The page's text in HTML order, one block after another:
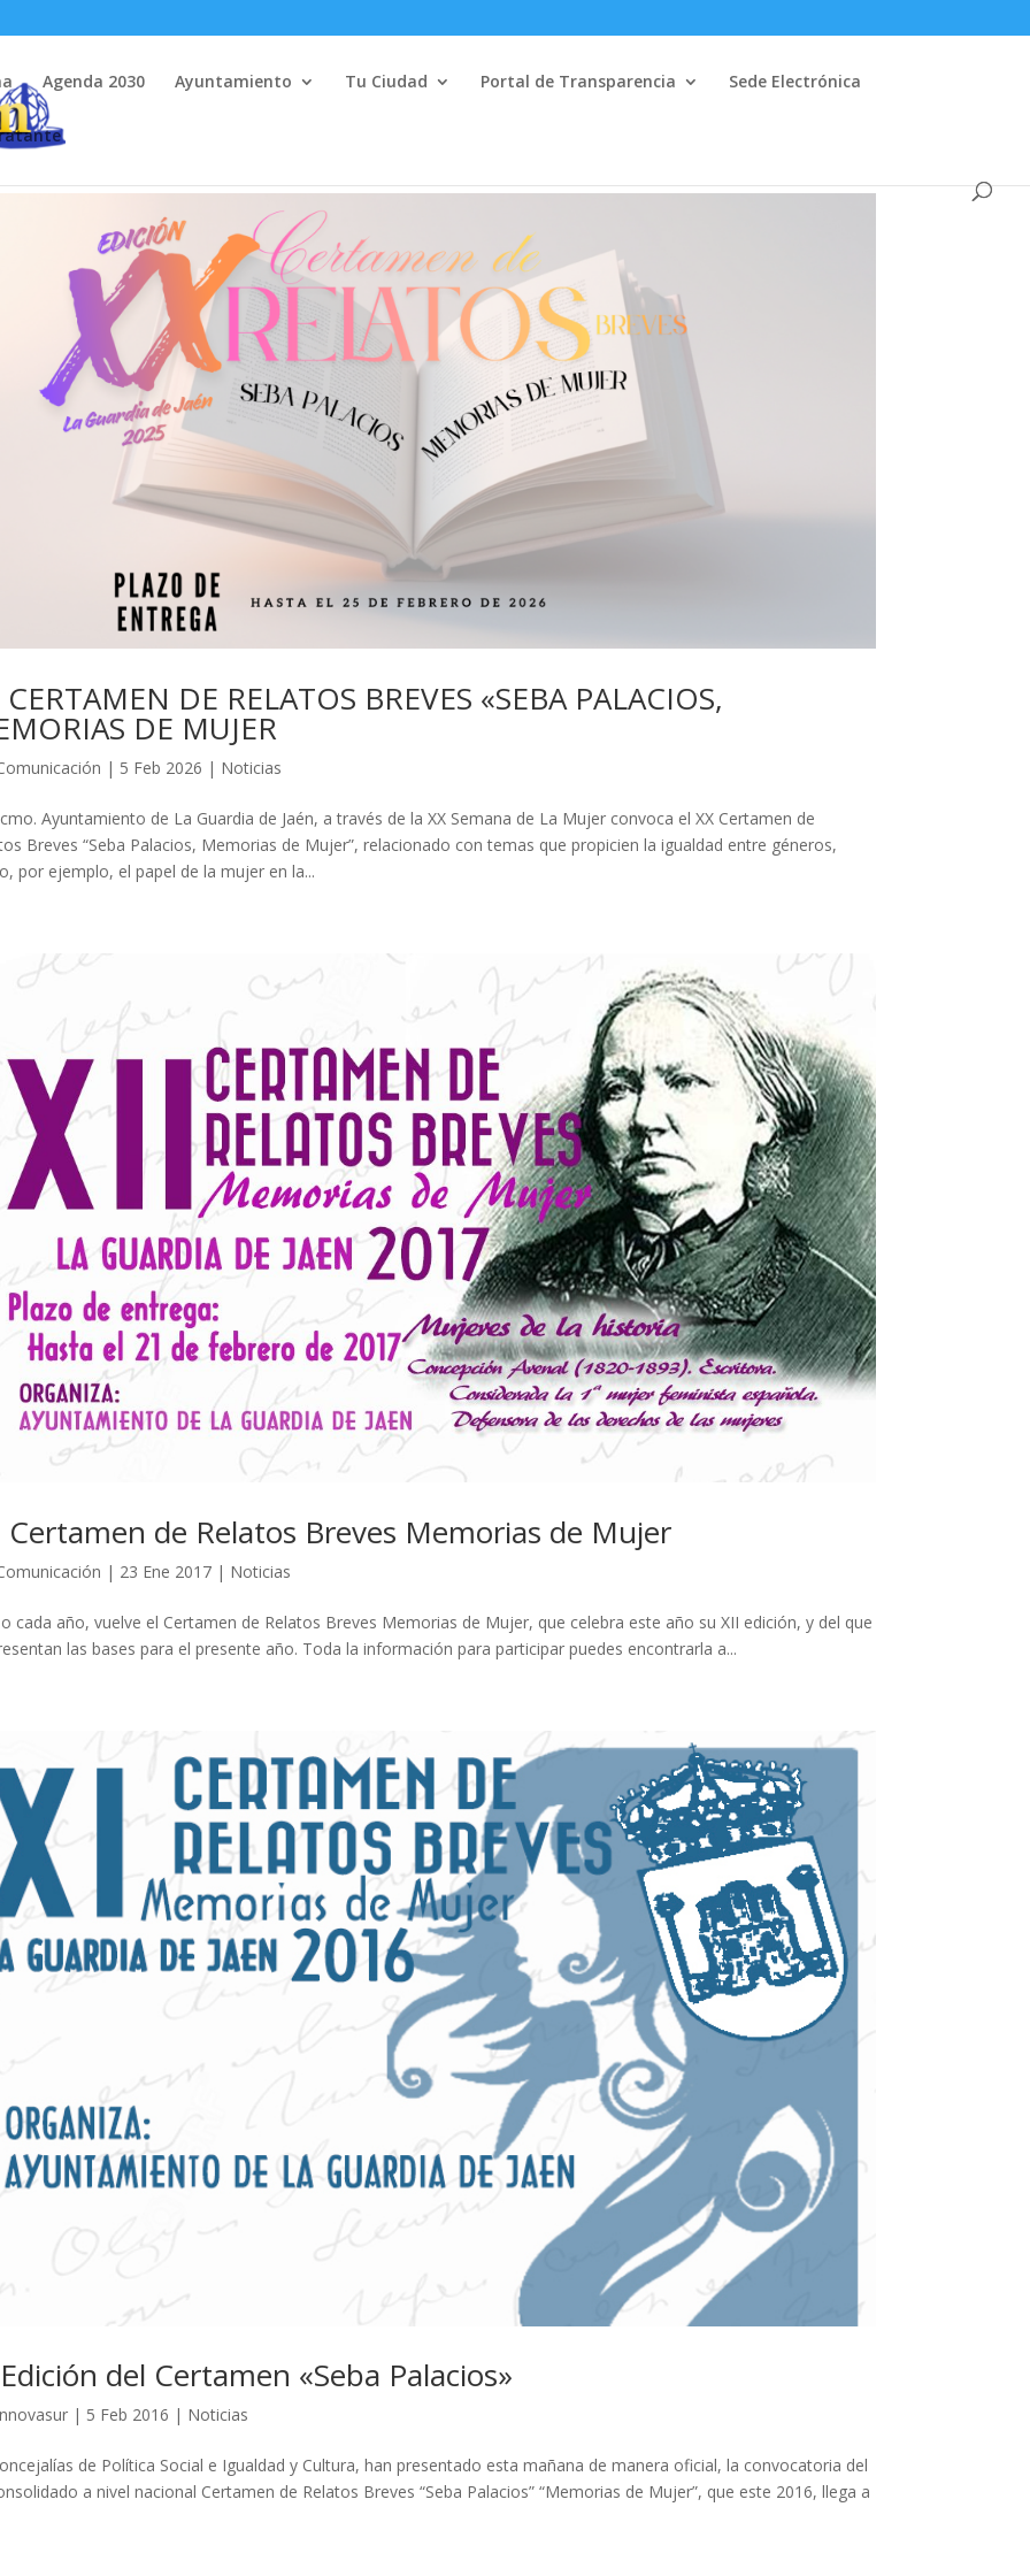
Agenda 2030 Ayuntamiento Tu Ciudad Portal de Transparencia Sede Electrónica
CERTAMEN DE RELATOS BREVES «SEBA PALACIOS,
DE MUJER
| 5 Feb 2026 | Noticias
Ayuntamiento de La Guardia de Jaén, a través de la XX Semana de La Mujer convoca el XX Certamen de
Breves “Seba Palacios, Memorias de Mujer”, relacionado con temas que propicien la igualdad entre géneros,
por ejemplo, el papel de la mujer en la...
Certamen de Relatos Breves Memorias de Mujer
| 23 Ene 2017| Noticias
cada año, vuelve el Certamen de Relatos Breves Memorias de Mujer, que celebra este año su XII edición, y del que
las bases para el presente año. Toda la información para participar puedes encontrarla a...
del Certamen «Seba Palacios»
| 5 Feb 2016 | Noticias
de Política Social e Igualdad y Cultura, han presentado esta mañana de manera oficial, la convocatoria del
a nivel nacional Certamen de Relatos Breves “Seba Palacios” “Memorias de Mujer”, que este 2016, llega a